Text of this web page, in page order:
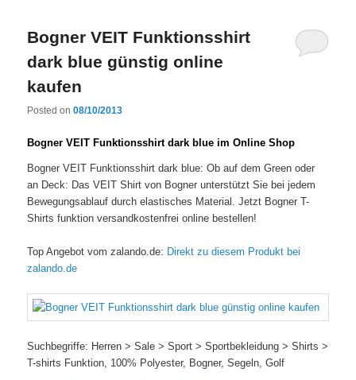
Bogner VEIT Funktionsshirt
dark blue günstig online
kaufen
Posted on08/10/2013
Bogner VEIT Funktionsshirt dark blue im Online Shop
Bogner VEIT Funktionsshirt dark blue: Ob auf dem Green oder
an Deck: Das VEIT Shirt von Bogner unterstützt Sie bei jedem
Bewegungsablauf durch elastisches Material. Jetzt Bogner T-
Shirts funktion versandkostenfrei online bestellen!
Top Angebot vom zalando.de: Direkt zu diesem Produkt bei
zalando.de
Suchbegriffe: Herren > Sale > Sport > Sportbekleidung > Shirts >
T-shirts Funktion, 100% Polyester, Bogner, Segeln, Golf